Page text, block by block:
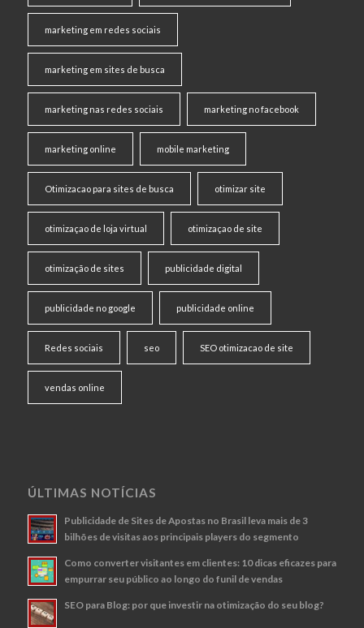
marketing em redes sociais
marketing em sites de busca
marketing nas redes sociais marketing no facebook
marketing online mobile marketing
Otimizacao para sites de busca otimizar site
otimizaçao de loja virtual otimizaçao de site
otimização de sites publicidade digital
publicidade no google publicidade online
Redes sociais seo SEO otimizacao de site
vendas online
ÚLTIMAS NOTÍCIAS
Publicidade de Sites de Apostas no Brasil leva mais de 3
bilhões de visitas aos principais players do segmento
Como converter visitantes em clientes: 10 dicas eficazes para
empurrar seu público ao longo do funil de vendas
SEO para Blog: por que investir na otimização do seu blog?